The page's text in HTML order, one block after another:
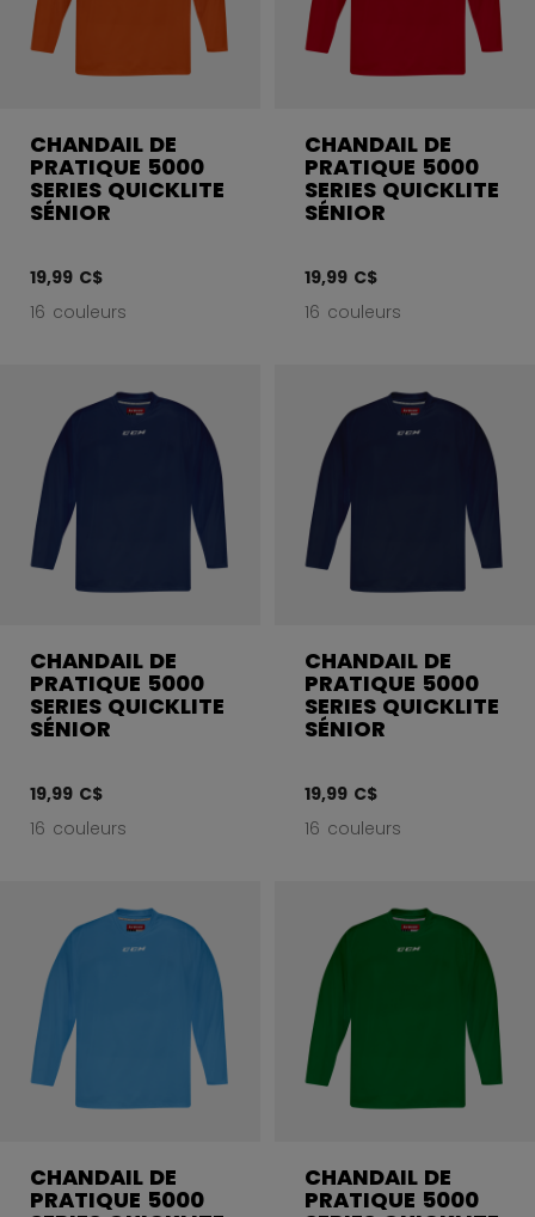
CHANDAIL DE
PRATIQUE 5000
SERIES QUICKLITE
SÉNIOR
19,99 C$
16 couleurs
CHANDAIL DE
PRATIQUE 5000
SERIES QUICKLITE
SÉNIOR
19,99 C$
16 couleurs
CHANDAIL DE
PRATIQUE 5000
SERIES QUICKLITE
SÉNIOR
19,99 C$
16 couleurs
CHANDAIL DE
PRATIQUE 5000
SERIES QUICKLITE
SÉNIOR
19,99 C$
16 couleurs
CHANDAIL DE
PRATIQUE 5000
CHANDAIL DE
PRATIQUE 5000